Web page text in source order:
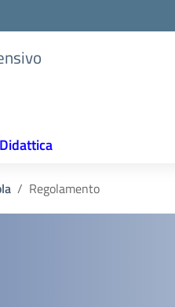
Didattica
Regolamento